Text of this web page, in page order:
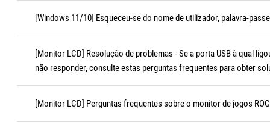
[Windows 11/10] Esqueceu-se do nome de utilizador, palavra-
[Monitor LCD] Resolução de problemas - Se a porta USB à qual
não responder, consulte estas perguntas frequentes para obter
[Monitor LCD] Perguntas frequentes sobre o monitor de jogos ROG